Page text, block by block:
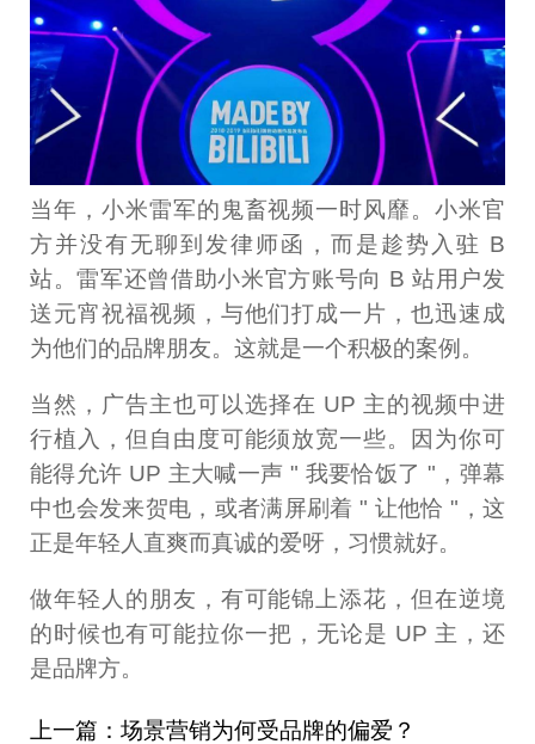
当年，小米雷军的鬼畜视频一时风靡。小米官
方并没有无聊到发律师函，而是趁势入驻 B
站。雷军还曾借助小米官方账号向 B 站用户发
送元宵祝福视频，与他们打成一片，也迅速成
为他们的品牌朋友。这就是一个积极的案例。
当然，广告主也可以选择在 UP 主的视频中进
行植入，但自由度可能须放宽一些。因为你可
能得允许 UP 主大喊一声 " 我要恰饭了 "，弹幕
中也会发来贺电，或者满屏刷着 " 让他恰 "，这
正是年轻人直爽而真诚的爱呀，习惯就好。
做年轻人的朋友，有可能锦上添花，但在逆境
的时候也有可能拉你一把，无论是 UP 主，还
是品牌方。
上一篇：场景营销为何受品牌的偏爱？